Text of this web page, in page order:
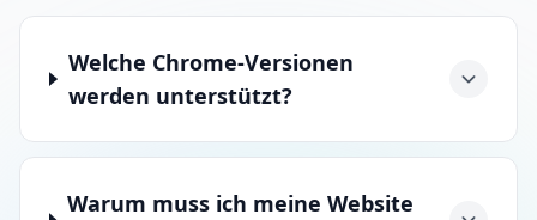
Welche Chrome-Versionen
werden unterstützt?
Warum muss ich meine Website